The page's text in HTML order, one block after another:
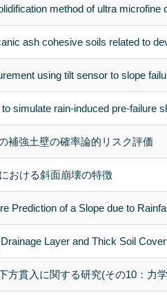
method of ultra microfine
ash cohesive soils related to
using tilt sensor to slope
simulate rain-induced pre-failure
補強土壁の確率論的リスク評価
おける斜面崩壊の特徴
Prediction of a Slope due to
Layer and Thick Soil
方貫入に関する研究(その10：力